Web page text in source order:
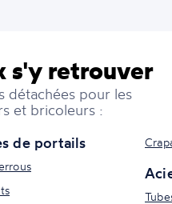
s'y retrouver
détachées pour les
et bricoleurs :
de portails